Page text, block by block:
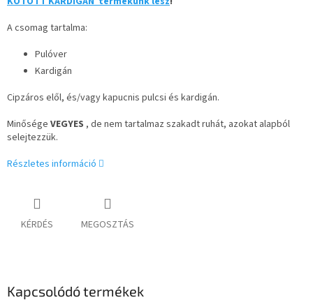
A csomag tartalma:
Pulóver
Kardigán
Cipzáros elől, és/vagy kapucnis pulcsi és kardigán.
Minősége VEGYES , de nem tartalmaz szakadt ruhát, azokat alapból
selejtezzük.
Részletes információ
KÉRDÉS MEGOSZTÁS
Kapcsolódó termékek